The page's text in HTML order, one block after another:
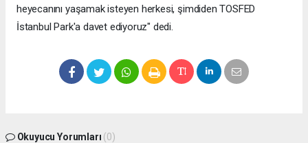
heyecanını yaşamak isteyen herkesi, şimdiden TOSFED
İstanbul Park'a davet ediyoruz" dedi.
Okuyucu Yorumları (0)